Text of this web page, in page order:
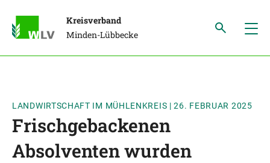
Kreisverband
Minden-Lübbecke
LANDWIRTSCHAFT IM MÜHLENKREIS |26. FEBRUAR 2025
Frischgebackenen
Absolventen wurden